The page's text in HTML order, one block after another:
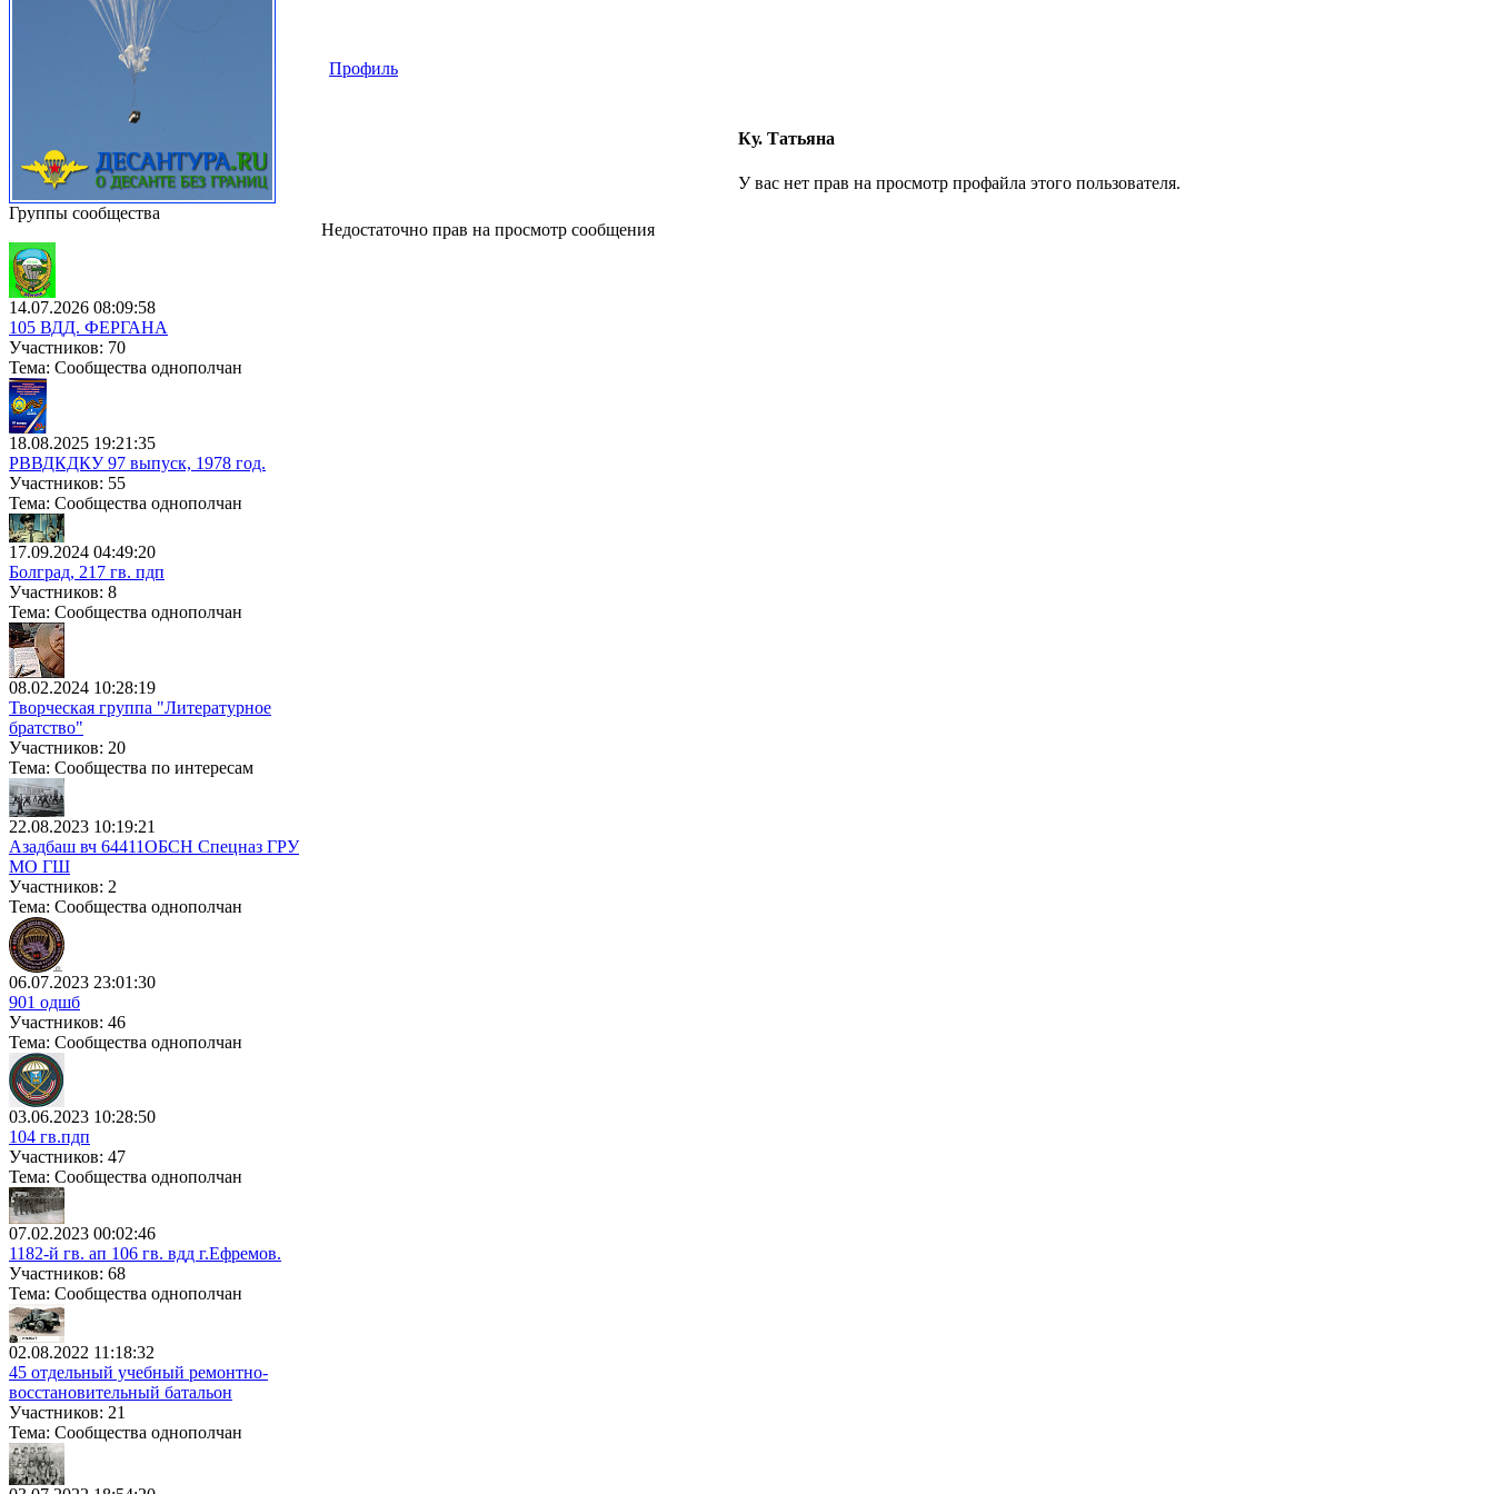
Группы сообщества
14.07.2026 08:09:58
105 ВДД. ФЕРГАНА
Участников: 70
Тема: Сообщества однополчан
18.08.2025 19:21:35
РВВДКДКУ 97 выпуск, 1978 год.
Участников: 55
Тема: Сообщества однополчан
17.09.2024 04:49:20
Болград, 217 гв. пдп
Участников: 8
Тема: Сообщества однополчан
08.02.2024 10:28:19
Творческая группа "Литературное
братство"
Участников: 20
Тема: Сообщества по интересам
22.08.2023 10:19:21
Азадбаш вч 64411ОБСН Спецназ ГРУ
МО ГШ
Участников: 2
Тема: Сообщества однополчан
06.07.2023 23:01:30
901 одшб
Участников: 46
Тема: Сообщества однополчан
03.06.2023 10:28:50
104 гв.пдп
Участников: 47
Тема: Сообщества однополчан
07.02.2023 00:02:46
1182-й гв. ап 106 гв. вдд г.Ефремов.
Участников: 68
Тема: Сообщества однополчан
02.08.2022 11:18:32
45 отдельный учебный ремонтно-
восстановительный батальон
Участников: 21
Тема: Сообщества однополчан
Профиль
Ку. Татьяна
У вас нет прав на просмотр профайла этого пользователя.
Недостаточно прав на просмотр сообщения